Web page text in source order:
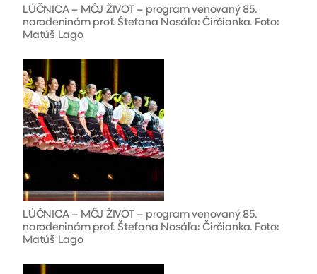
LÚČNICA – MÔJ ŽIVOT – program venovaný 85.
narodeninám prof. Štefana Nosáľa: Čirčianka. Foto:
Matúš Lago
LÚČNICA – MÔJ ŽIVOT – program venovaný 85.
narodeninám prof. Štefana Nosáľa: Čirčianka. Foto:
Matúš Lago